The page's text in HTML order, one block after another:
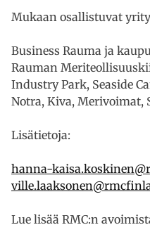
Mukaan osallistuvat
Business Rauma ja
Rauman
Industry Park, Seaside
Notra, Kiva, Merivoimat,
Lisätietoja:
hanna-
Lue lisää RMC:n